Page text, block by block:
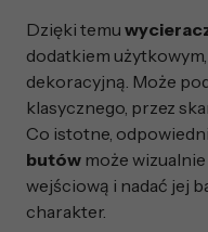
Dzięki temu
dodatkiem
dekoracyjną. Może
klasycznego, przez
Co istotne,
butów może
wejściową i nadać jej
charakter.